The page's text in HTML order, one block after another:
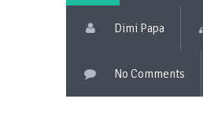
Dimi Papa
No Comments